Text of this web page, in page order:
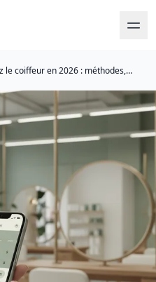
le coiffeur en 2026 : méthodes,